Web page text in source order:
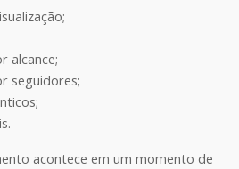
alcance;
seguidores;
acontece em um momento de